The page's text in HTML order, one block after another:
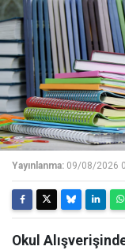
Yayınlanma: 09/08/2026
Okul